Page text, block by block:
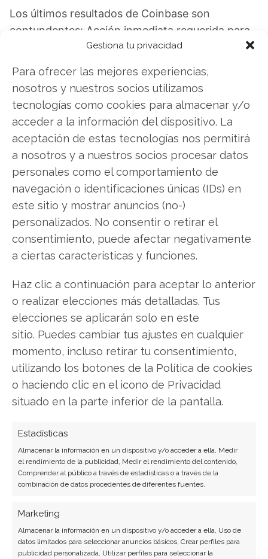
Gestiona tu privacidad
Para ofrecer las mejores experiencias,
nosotros y nuestros socios utilizamos
tecnologías como cookies para almacenar y/o
acceder a la información del dispositivo. La
aceptación de estas tecnologías nos permitirá
a nosotros y a nuestros socios procesar datos
personales como el comportamiento de
navegación o identificaciones únicas (IDs) en
este sitio y mostrar anuncios (no-)
personalizados. No consentir o retirar el
consentimiento, puede afectar negativamente
a ciertas características y funciones.
Haz clic a continuación para aceptar lo anterior
o realizar elecciones más detalladas. Tus
elecciones se aplicarán solo en este
sitio. Puedes cambiar tus ajustes en cualquier
momento, incluso retirar tu consentimiento,
utilizando los botones de la Política de cookies
o haciendo clic en el icono de Privacidad
situado en la parte inferior de la pantalla.
Estadísticas
Almacenar la información en un dispositivo y/o acceder a ella, Medir
el rendimiento de la publicidad, Medir el rendimiento del contenido,
Comprender al público a través de estadísticas o a través de la
combinación de datos procedentes de diferentes fuentes.
Marketing
Almacenar la información en un dispositivo y/o acceder a ella, Uso de
datos limitados para seleccionar anuncios básicos, Crear perfiles para
publicidad personalizada, Utilizar perfiles para seleccionar la
Los últimos resultados de Coinbase son
contundentes: Acción inmediata requerida para
los inversores de Coinbase. ¿Merece la pena
gratuito actual del 7 de agosto descubrirá
exactamente qué hacer.
Coinbase: ¿Comprar o vender?¡Lee más aquí!
Coinbase
Compartir este artículo
Twitter
Facebook
LinkedIn
Copiar enlace
SOBRE EL AUTOR
Javier Martínez González
tecnológico. Analiza las últimas tendencias en
hardware, software empresarial y computación en
la nube.